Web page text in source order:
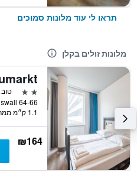
תראו לי עוד מלונות סמוכים
מלונות זולים בקלן
2 כוכבים
טוב 7.1
1.1 ק״מ ממרכז העיר
₪164